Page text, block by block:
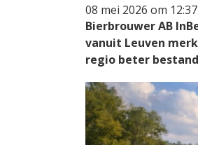
08 mei 2026 om 12:37
Bierbrouwer AB
vanuit Leuven
regio beter